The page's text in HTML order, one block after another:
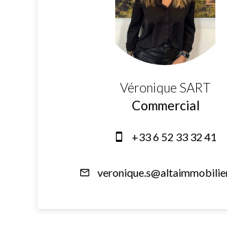
Véronique SART
Commercial
+33 6 52 33 32 41